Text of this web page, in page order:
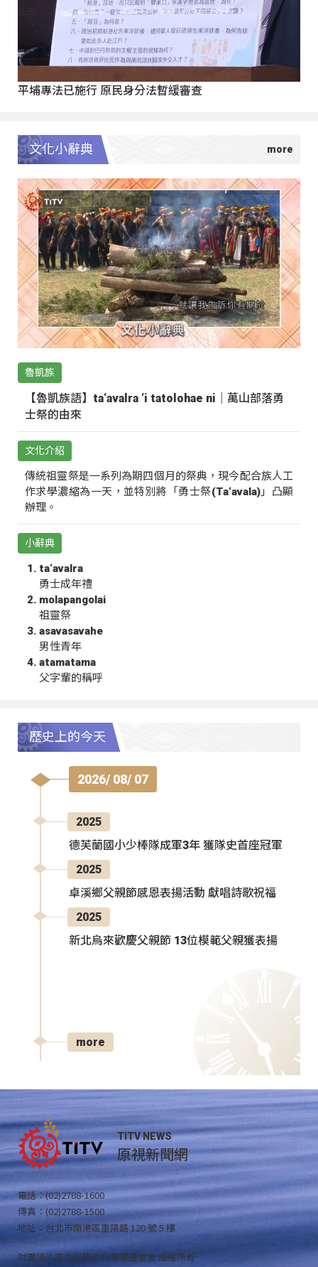
平埔專法已施行 原民身分法暫緩審查
文化小辭典
魯凱族
【魯凱族語】ta‘avalra ‘i tatolohae ni｜萬山部落勇
士祭的由來
文化介紹
傳統祖靈祭是一系列為期四個月的祭典，現今配合族人工
作求學濃縮為一天，並特別將「勇士祭(Ta‘avala)」凸顯
辦理。
小辭典
ta‘avalra
勇士成年禮
molapangolai
祖靈祭
asavasavahe
男性青年
atamatama
父字輩的稱呼
歷史上的今天
2026/ 08/ 07
2025
德芙蘭國小少棒隊成軍3年 獲隊史首座冠軍
2025
卓溪鄉父親節感恩表揚活動 獻唱詩歌祝福
2025
新北烏來歡慶父親節 13位模範父親獲表揚
more
TITV NEWS
原視新聞網
電話：(02)2788-1600
傳真：(02)2788-1500
地址：台北市南港區重陽路 120 號 5 樓
財團法人原住民族文化事業基金會 版權所有